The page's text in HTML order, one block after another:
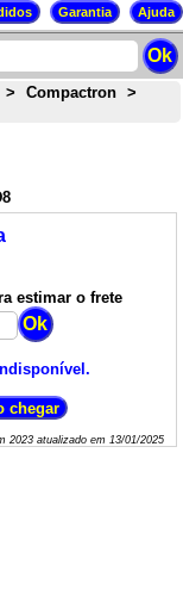
> Compactron
>
estimar o frete
Indisponível.
2023atualizado em 13/01/2025